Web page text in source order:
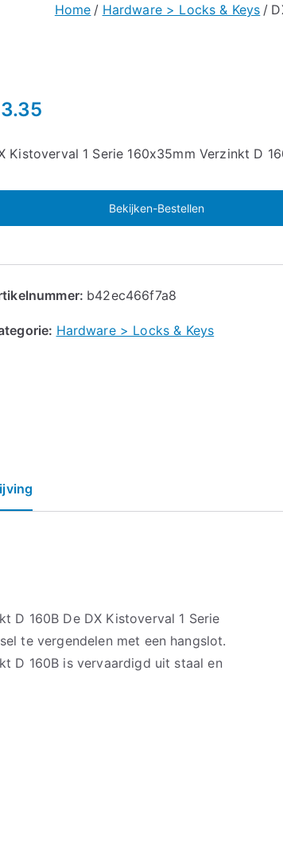
Home Hardware > Locks & Keys
3.35
Kistoverval 1 Serie 160x35mm Verzinkt D
Bekijken-Bestellen
b42ec466f7a8
Hardware > Locks & Keys
D 160B De DX Kistoverval 1 Serie
te vergendelen met een hangslot.
D 160B is vervaardigd uit staal en